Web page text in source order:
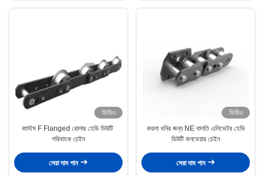
ভিডিও
কাস্টম F Flanged রোলার হেভি ডিউটি ​​
পরিবাহক চেইন
সেরা দাম পান
ভিডিও
কয়লা খনির জন্য NE বালতি এলিভেটর হেভি
ডিউটি ​​কনভেয়ার চেইন
সেরা দাম পান